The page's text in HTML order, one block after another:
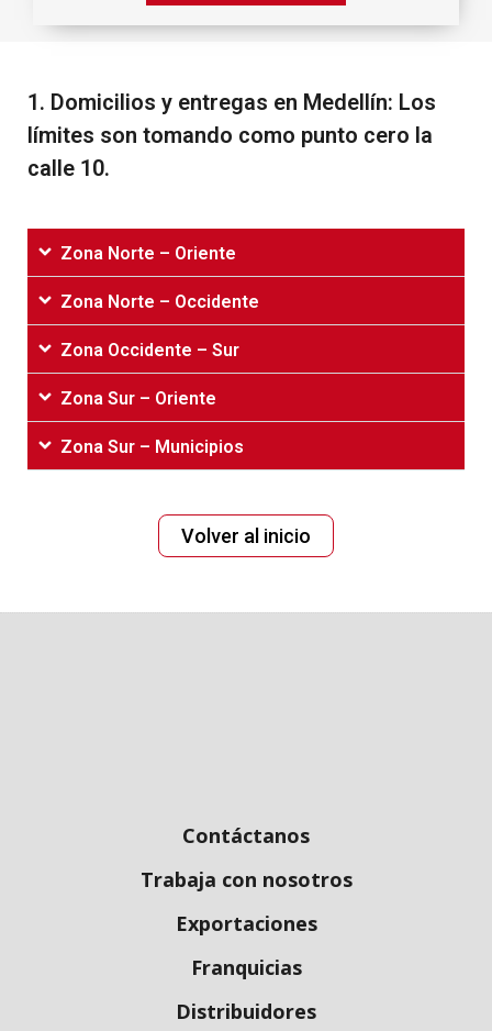
1.‌ ‌Domicilios‌ ‌y‌ ‌entregas‌ ‌en‌ ‌Medellín:‌ ‌Los‌
‌límites‌ ‌son‌ ‌tomando‌ ‌como‌ ‌punto‌ ‌cero‌ ‌la‌
‌calle‌ ‌10.‌
Zona Norte – Oriente
Zona Norte – Occidente
Zona Occidente – Sur
Zona Sur – Oriente
Zona Sur – Municipios
Volver‌ ‌al‌ ‌inicio
Contáctanos
Trabaja con nosotros
Exportaciones
Franquicias
Distribuidores